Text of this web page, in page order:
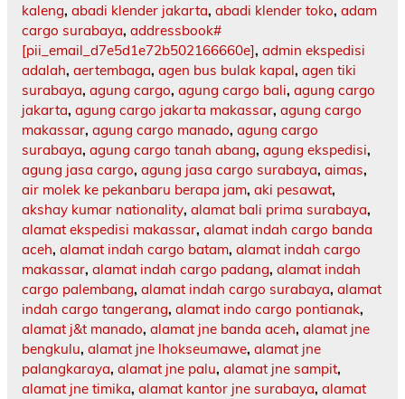
kaleng, abadi klender jakarta, abadi klender toko, adam
cargo surabaya, addressbook#
[pii_email_d7e5d1e72b502166660e], admin ekspedisi
adalah, aertembaga, agen bus bulak kapal, agen tiki
surabaya, agung cargo, agung cargo bali, agung cargo
jakarta, agung cargo jakarta makassar, agung cargo
makassar, agung cargo manado, agung cargo
surabaya, agung cargo tanah abang, agung ekspedisi,
agung jasa cargo, agung jasa cargo surabaya, aimas,
air molek ke pekanbaru berapa jam, aki pesawat,
akshay kumar nationality, alamat bali prima surabaya,
alamat ekspedisi makassar, alamat indah cargo banda
aceh, alamat indah cargo batam, alamat indah cargo
makassar, alamat indah cargo padang, alamat indah
cargo palembang, alamat indah cargo surabaya, alamat
indah cargo tangerang, alamat indo cargo pontianak,
alamat j&t manado, alamat jne banda aceh, alamat jne
bengkulu, alamat jne lhokseumawe, alamat jne
palangkaraya, alamat jne palu, alamat jne sampit,
alamat jne timika, alamat kantor jne surabaya, alamat